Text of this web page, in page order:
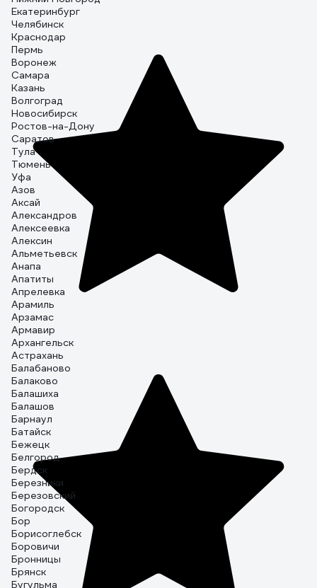
Екатеринбург
Челябинск
Краснодар
Пермь
Воронеж
Самара
Казань
Волгоград
Новосибирск
Ростов-на-Дону
Саратов
Тула
Тюмень
Уфа
Азов
Аксай
Александров
Алексеевка
Алексин
Альметьевск
Анапа
Апатиты
Апрелевка
Арамиль
Арзамас
Армавир
Архангельск
Астрахань
Балабаново
Балаково
Балашиха
Балашов
Барнаул
Батайск
Бежецк
Белгород
Бердск
Березники
Березовский
Богородск
Бор
Борисоглебск
Боровичи
Бронницы
Брянск
Бугульма